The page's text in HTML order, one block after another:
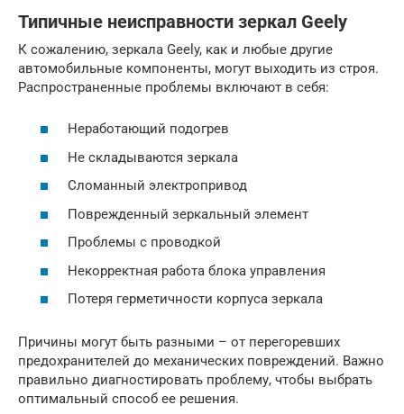
Типичные неисправности зеркал Geely
К сожалению, зеркала Geely, как и любые другие
автомобильные компоненты, могут выходить из строя.
Распространенные проблемы включают в себя:
Неработающий подогрев
Не складываются зеркала
Сломанный электропривод
Поврежденный зеркальный элемент
Проблемы с проводкой
Некорректная работа блока управления
Потеря герметичности корпуса зеркала
Причины могут быть разными – от перегоревших
предохранителей до механических повреждений. Важно
правильно диагностировать проблему, чтобы выбрать
оптимальный способ ее решения.